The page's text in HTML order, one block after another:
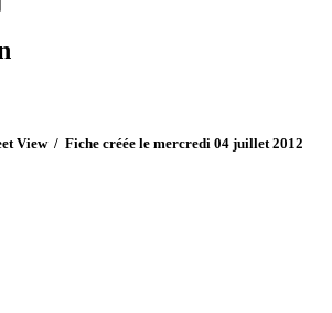
View / Fiche créée le mercredi 04 juillet 2012